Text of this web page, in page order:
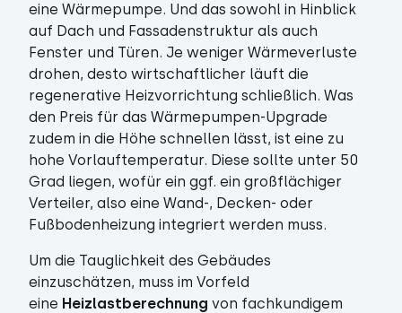
eine Wärmepumpe. Und das sowohl in Hinblick
auf Dach und Fassadenstruktur als auch
Fenster und Türen. Je weniger Wärmeverluste
drohen, desto wirtschaftlicher läuft die
regenerative Heizvorrichtung schließlich. Was
den Preis für das Wärmepumpen-Upgrade
zudem in die Höhe schnellen lässt, ist eine zu
hohe Vorlauftemperatur. Diese sollte unter 50
Grad liegen, wofür ein ggf. ein großflächiger
Verteiler, also eine Wand-, Decken- oder
Fußbodenheizung integriert werden muss.
Um die Tauglichkeit des Gebäudes
einzuschätzen, muss im Vorfeld
eine Heizlastberechnung von fachkundigem